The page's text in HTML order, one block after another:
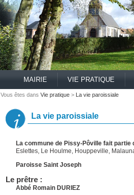
MAIRIE VIE PRATIQUE
Vous êtes dans Vie pratique > La vie paroissiale
La vie paroissiale
La commune de Pissy-Pôville fait partie
Eslettes, Le Houlme, Houppeville,
Paroisse Saint Joseph
Le prêtre :
Abbé Romain DURIEZ